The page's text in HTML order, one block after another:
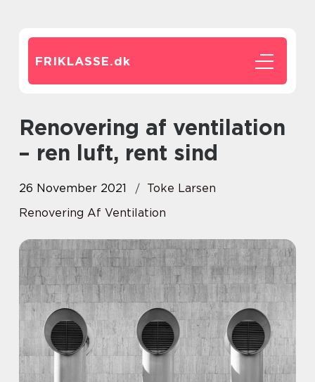
FRIKLASSE.dk
Renovering af ventilation
– ren luft, rent sind
26 November 2021
Toke Larsen
Renovering Af Ventilation